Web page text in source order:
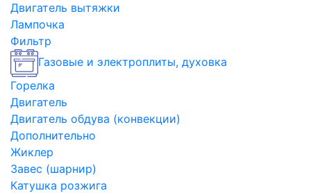
Двигатель вытяжки
Лампочка
Фильтр
Газовые и электроплиты, духовка
Горелка
Двигатель
Двигатель обдува (конвекции)
Дополнительно
Жиклер
Завес (шарнир)
Катушка розжига